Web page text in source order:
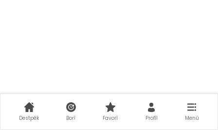
Destpêk Borî Favorî Profîl Menû